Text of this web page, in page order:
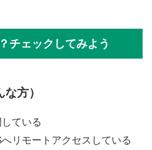
チェックしてみよう
方）
ている
リモートアクセスしている